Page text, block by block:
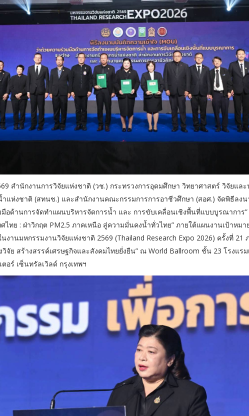
สำนักงานการวิจัยแห่งชาติ (วช.) กระทรวงการอุดมศึกษา วิทยาศาสตร์ วิจัยแล
แห่งชาติ (สทนช.) และสำนักงานคณะกรรมการการอาชีวศึกษา (สอศ.) จัดพิธีลงน
อด้านการจัดทำแผนบริหารจัดการน้ำ และ การขับเคลื่อนเชิงพื้นที่แบบบูรณาการ”
ศไทย : ฝ่าวิกฤต PM2.5 ภาคเหนือ สู่ความมั่นคงน้ำทั่วไทย” ภายใต้แผนงานเป้าหม
งานมหกรรมงานวิจัยแห่งชาติ 2569 (Thailand Research Expo 2026) ครั้งที่ 21
วิจัย สร้างสรรค์เศรษฐกิจและสังคมไทยยั่งยืน” ณ World Ballroom ชั้น 23 โรงแร
อร์ เซ็นทรัลเวิลด์ กรุงเทพฯ